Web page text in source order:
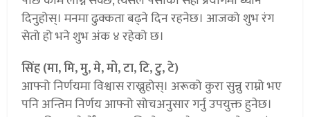
दिनुहोस्। मनमा ढुक्कता बढ्ने दिन रहनेछ। आजको शुभ रंग
सेतो हो भने शुभ अंक ४ रहेको छ।
सिंह (मा, मि, मु, मे, मो, टा, टि, टु, टे)
आफ्नो निर्णयमा विश्वास राख्नुहोस्। अरूको कुरा सुन्नु राम्रो भए
पनि अन्तिम निर्णय आफ्नो सोचअनुसार गर्नु उपयुक्त हुनेछ।